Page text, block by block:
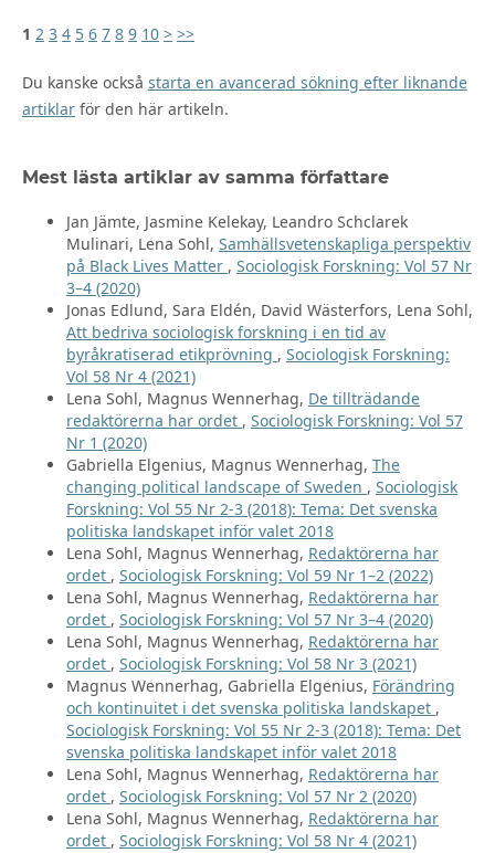
1 2 3 4 5 6 7 8 9 10 > >>
Du kanske också starta en avancerad sökning efter liknande
artiklarför den här artikeln.
Mest lästa artiklar av samma författare
Jan Jämte, Jasmine Kelekay, Leandro Schclarek
Mulinari, Lena Sohl, Samhällsvetenskapliga perspektiv
på Black Lives Matter , Sociologisk Forskning: Vol 57 Nr
3–4 (2020)
Jonas Edlund, Sara Eldén, David Wästerfors, Lena Sohl,
Att bedriva sociologisk forskning i en tid av
byråkratiserad etikprövning , Sociologisk Forskning:
Vol 58 Nr 4 (2021)
Lena Sohl, Magnus Wennerhag, De tillträdande
redaktörerna har ordet , Sociologisk Forskning: Vol 57
Nr 1 (2020)
Gabriella Elgenius, Magnus Wennerhag, The
changing political landscape of Sweden , Sociologisk
Forskning: Vol 55 Nr 2-3 (2018): Tema: Det svenska
politiska landskapet inför valet 2018
Lena Sohl, Magnus Wennerhag, Redaktörerna har
ordet , Sociologisk Forskning: Vol 59 Nr 1–2 (2022)
Lena Sohl, Magnus Wennerhag, Redaktörerna har
ordet , Sociologisk Forskning: Vol 57 Nr 3–4 (2020)
Lena Sohl, Magnus Wennerhag, Redaktörerna har
ordet , Sociologisk Forskning: Vol 58 Nr 3 (2021)
Magnus Wennerhag, Gabriella Elgenius, Förändring
och kontinuitet i det svenska politiska landskapet ,
Sociologisk Forskning: Vol 55 Nr 2-3 (2018): Tema: Det
svenska politiska landskapet inför valet 2018
Lena Sohl, Magnus Wennerhag, Redaktörerna har
ordet , Sociologisk Forskning: Vol 57 Nr 2 (2020)
Lena Sohl, Magnus Wennerhag, Redaktörerna har
ordet , Sociologisk Forskning: Vol 58 Nr 4 (2021)